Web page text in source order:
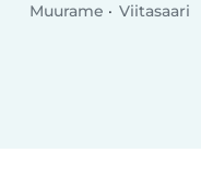
Muurame
Viitasaari